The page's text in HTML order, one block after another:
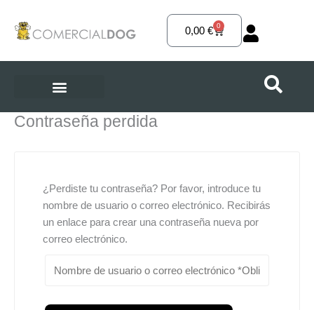
contenido
0,00€ 0
Carrito
Contraseña perdida
¿Perdiste tu contraseña? Por favor, introduce tu
nombre de usuario o correo electrónico. Recibirás
un enlace para crear una contraseña nueva por
correo electrónico.